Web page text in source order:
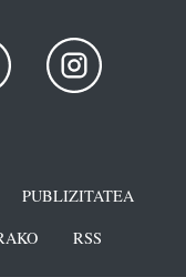
PUBLIZITATEA
RSS